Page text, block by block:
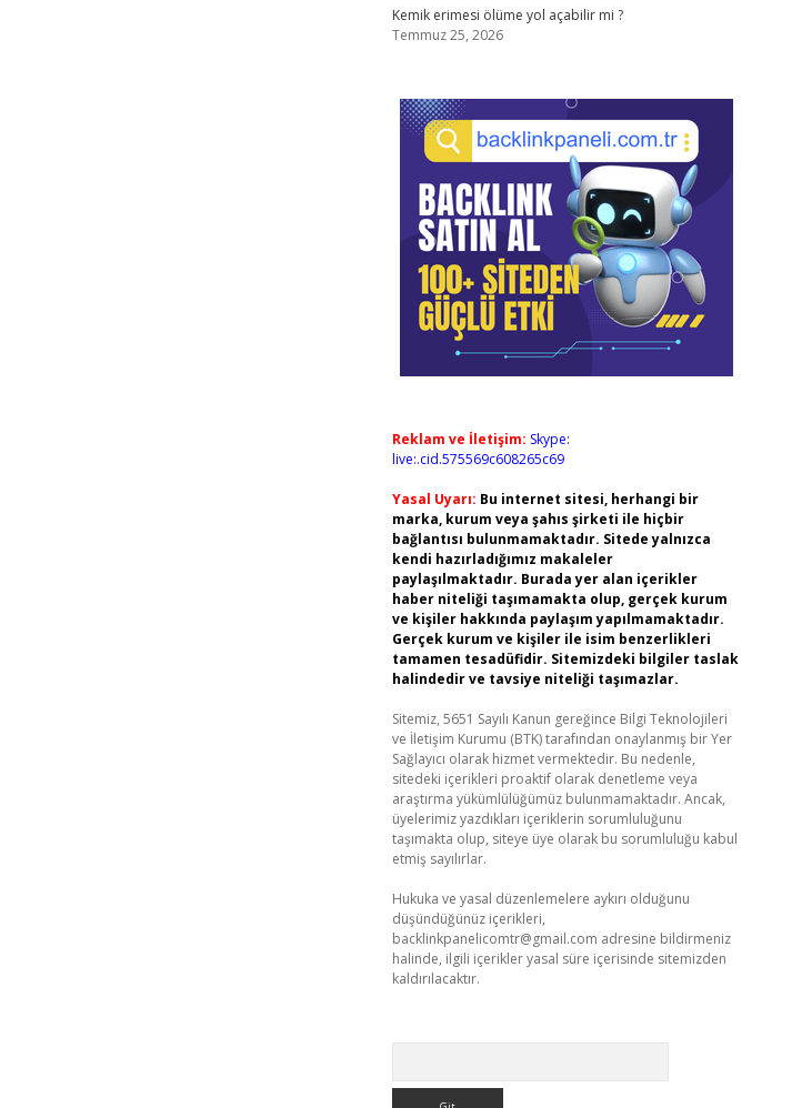
Kemik erimesi ölüme yol açabilir mi ?
Temmuz 25, 2026
Reklam ve İletişim: Skype:
live:.cid.575569c608265c69
Yasal Uyarı: Bu internet sitesi, herhangi bir
marka, kurum veya şahıs şirketi ile hiçbir
bağlantısı bulunmamaktadır. Sitede yalnızca
kendi hazırladığımız makaleler
paylaşılmaktadır. Burada yer alan içerikler
haber niteliği taşımamakta olup, gerçek kurum
ve kişiler hakkında paylaşım yapılmamaktadır.
Gerçek kurum ve kişiler ile isim benzerlikleri
tamamen tesadüfidir. Sitemizdeki bilgiler taslak
halindedir ve tavsiye niteliği taşımazlar.
Sitemiz, 5651 Sayılı Kanun gereğince Bilgi Teknolojileri
ve İletişim Kurumu (BTK) tarafından onaylanmış bir Yer
Sağlayıcı olarak hizmet vermektedir. Bu nedenle,
sitedeki içerikleri proaktif olarak denetleme veya
araştırma yükümlülüğümüz bulunmamaktadır. Ancak,
üyelerimiz yazdıkları içeriklerin sorumluluğunu
taşımakta olup, siteye üye olarak bu sorumluluğu kabul
etmiş sayılırlar.
Hukuka ve yasal düzenlemelere aykırı olduğunu
düşündüğünüz içerikleri,
backlinkpanelicomtr@gmail.com adresine bildirmeniz
halinde, ilgili içerikler yasal süre içerisinde sitemizden
kaldırılacaktır.